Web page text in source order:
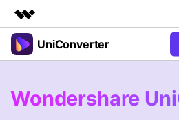
製品
ユーティリティ
概要
UniConverter
UniConverter-動画変換ソフト
Wondershare